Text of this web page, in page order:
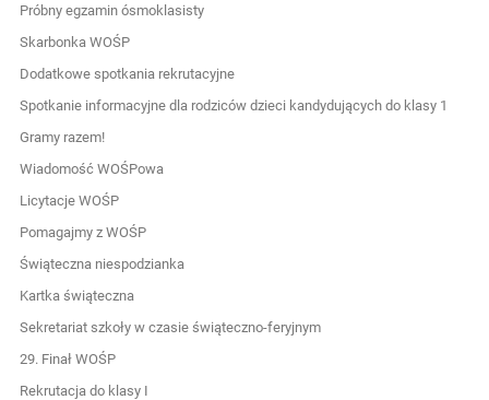
Próbny egzamin ósmoklasisty
Skarbonka WOŚP
Dodatkowe spotkania rekrutacyjne
Spotkanie informacyjne dla rodziców dzieci kandydujących do klasy 1
Gramy razem!
Wiadomość WOŚPowa
Licytacje WOŚP
Pomagajmy z WOŚP
Świąteczna niespodzianka
Kartka świąteczna
Sekretariat szkoły w czasie świąteczno-feryjnym
29. Finał WOŚP
Rekrutacja do klasy I